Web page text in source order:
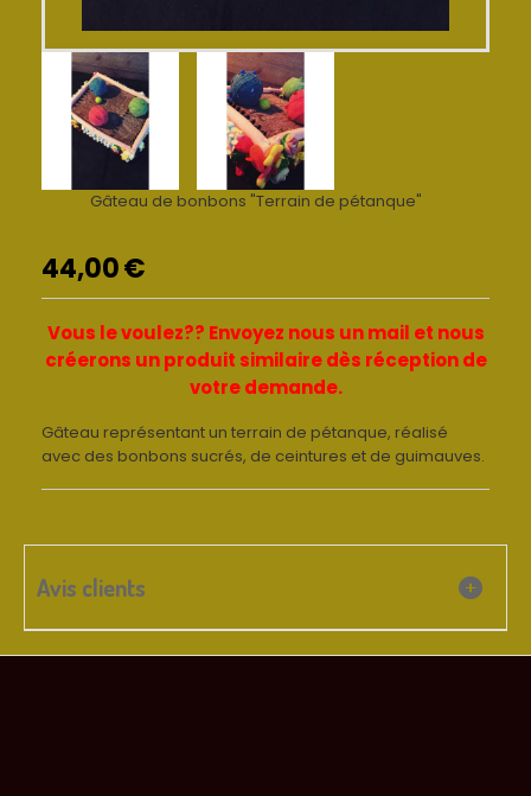
Gâteau de bonbons "Terrain de pétanque"
44,00€
Vous le voulez?? Envoyez nous un mail et nous
créerons un produit similaire dès réception de
votre demande.
Gâteau représentant un terrain de pétanque, réalisé
avec des bonbons sucrés, de ceintures et de guimauves.
Avis clients